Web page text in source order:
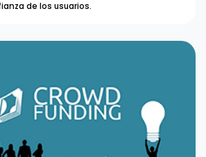
de los usuarios.